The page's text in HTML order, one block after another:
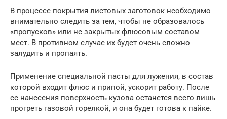
В процессе покрытия листовых заготовок необходимо
внимательно следить за тем, чтобы не образовалось
«пропусков» или не закрытых флюсовым составом
мест. В противном случае их будет очень сложно
залудить и пропаять.
Применение специальной пасты для лужения, в состав
которой входит флюс и припой, ускорит работу. После
ее нанесения поверхность кузова останется всего лишь
прогреть газовой горелкой, и она будет готова к пайке.